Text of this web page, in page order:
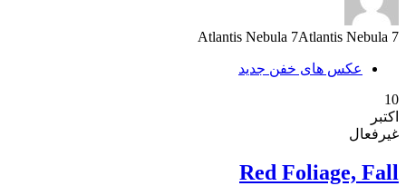
Atlantis Nebula 7Atlantis Nebula 7
عکس های خفن جدید
10
اکتبر
غیرفعال
Red Foliage, Fall